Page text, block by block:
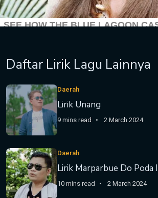
Daftar Lirik Lagu Lainnya
Daerah
Lirik Unang
9 mins read 2 March 2024
Daerah
Lirik Marparbue Do Poda I
10 mins read 2 March 2024